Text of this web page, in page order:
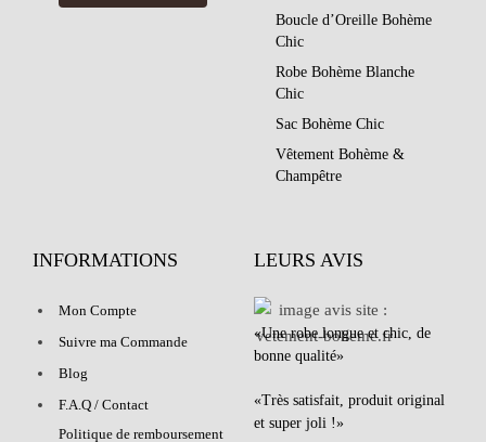
Boucle d’Oreille Bohème
Chic
Robe Bohème Blanche
Chic
Sac Bohème Chic
Vêtement Bohème &
Champêtre
INFORMATIONS
Mon Compte
Suivre ma Commande
Blog
F.A.Q / Contact
Politique de remboursement
LEURS AVIS
«Une robe longue et chic, de
bonne qualité»
«Très satisfait, produit original
et super joli !»